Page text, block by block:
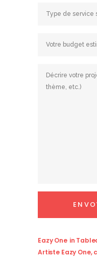
Eazy One in
Artiste Eazy One,